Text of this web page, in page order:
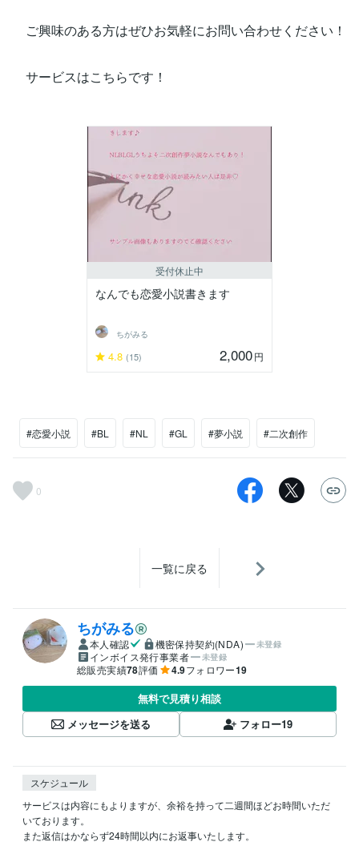
ご興味のある方はぜひお気軽にお問い合わせください！
サービスはこちらです！
受付休止中
なんでも恋愛小説書きます
ちがみる
4.8 (15) 2,000円
#恋愛小説 #BL #NL #GL #夢小説 #二次創作
0
一覧に戻る
ちがみる
本人確認 機密保持契約(NDA) 未登録
インボイス発行事業者 未登録
総販売実績78評価 4.9フォロワー19
無料で見積り相談
メッセージを送る
フォロー19
スケジュール
サービスは内容にもよりますが、余裕を持って二週間ほどお時間いただ
いております。
また返信はかならず24時間以内にお返事いたします。